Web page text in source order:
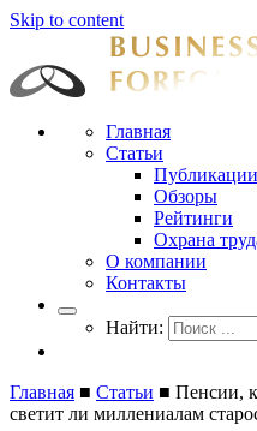
Skip to content
Businessforecast
Аналитика иГлавная
Статьи
Публикации
Обзоры
Рейтинги
Охрана
О компании
Контакты
Найти:
Главная ■ Статьи ■ Пенсии,
светит ли миллениалам